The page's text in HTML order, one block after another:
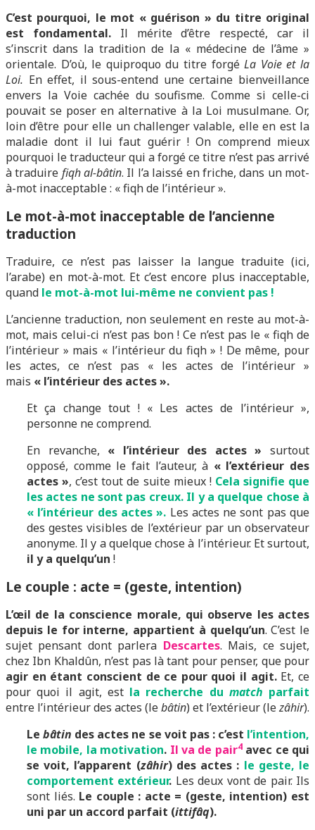
C’est pourquoi, le mot « guérison » du titre original
est fondamental.Il mérite d’être respecté, car il
s’inscrit dans la tradition de la « médecine de l’âme »
orientale. D’où, le quiproquo du titre forgéLa Voie et la
Loi. En effet, il sous-entend une certaine bienveillance
envers la Voie cachée du soufisme. Comme si celle-ci
pouvait se poser en alternative à la Loi musulmane. Or,
loin d’être pour elle un challenger valable, elle en est la
maladie dont il lui faut guérir ! On comprend mieux
pourquoi le traducteur qui a forgé ce titre n’est pas arrivé
à traduire fiqh al-bâtin. Il l’a laissé en friche, dans un mot-
à-mot inacceptable : « fiqh de l’intérieur ».
Le mot-à-mot inacceptable de l’ancienne
traduction
Traduire, ce n’est pas laisser la langue traduite (ici,
l’arabe) en mot-à-mot. Et c’est encore plus inacceptable,
quand le mot-à-mot lui-même ne convient pas !
L’ancienne traduction, non seulement en reste au mot-à-
mot, mais celui-ci n’est pas bon ! Ce n’est pas le « fiqh de
l’intérieur » mais « l’intérieur du fiqh » ! De même, pour
les actes, ce n’est pas « les actes de l’intérieur »
mais « l’intérieur des actes ».
Et ça change tout ! « Les actes de l’intérieur »,
personne ne comprend.
En revanche, « l’intérieur des actes » surtout
opposé, comme le fait l’auteur, à « l’extérieur des
actes », c’est tout de suite mieux ! Cela signifie que
les actes ne sont pas creux. Il y a quelque chose à
« l’intérieur des actes ». Les actes ne sont pas que
des gestes visibles de l’extérieur par un observateur
anonyme. Il y a quelque chose à l’intérieur. Et surtout,
il y a quelqu’un !
Le couple : acte = (geste, intention)
L’œil de la conscience morale, qui observe les actes
depuis le for interne, appartient à quelqu’un. C’est le
sujet pensant dont parlera Descartes. Mais, ce sujet,
chez Ibn Khaldûn, n’est pas là tant pour penser, que pour
agir en étant conscient de ce pour quoi il agit.Et, ce
pour quoi il agit, est la recherche du match parfait
entre l’intérieur des actes (lebâtin) et l’extérieur (lezâhir).
Lebâtin des actes ne se voit pas : c’est l’intention,
le mobile, la motivation. Il va de pair4avec ce qui
se voit, l’apparent (zâhir) des actes : le geste, le
comportement extérieur. Les deux vont de pair. Ils
sont liés. Le couple : acte = (geste, intention) est
uni par un accord parfait (ittifâq).